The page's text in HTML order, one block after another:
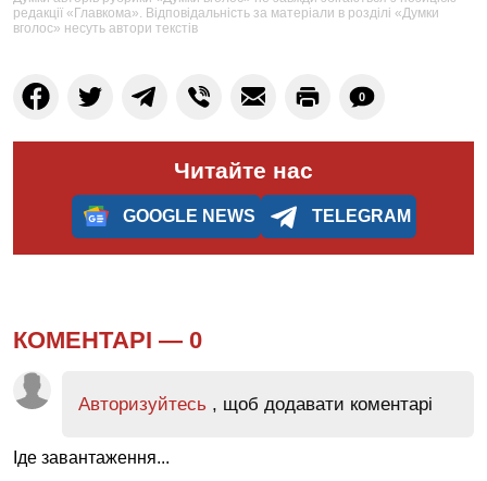
редакції «Главкома». Відповідальність за матеріали в розділі «Думки
вголос» несуть автори текстів
0
Читайте нас
GOOGLE NEWS TELEGRAM
КОМЕНТАРІ — 0
Авторизуйтесь , щоб додавати коментарі
Іде завантаження...